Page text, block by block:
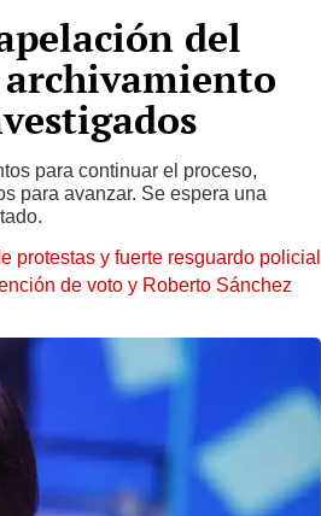
del
para continuar el proceso,
para avanzar. Se espera una
protestas y fuerte resguardo policial
de voto y Roberto Sánchez